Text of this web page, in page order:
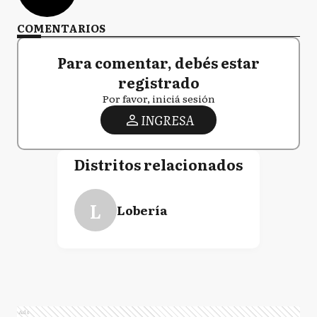
COMENTARIOS
Para comentar, debés estar
registrado
Por favor, iniciá sesión
INGRESA
Distritos relacionados
L Lobería
Ads